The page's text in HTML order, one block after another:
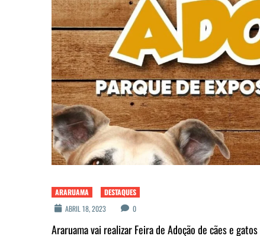
ARARUAMA
DESTAQUES
ABRIL 18, 2023
0
Araruama vai realizar Feira de Adoção de cães e